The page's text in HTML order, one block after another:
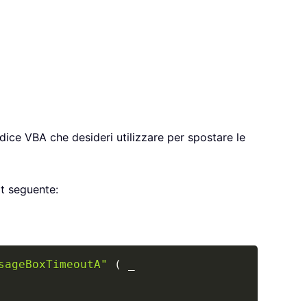
VBA che desideri utilizzare per spostare le
seguente:
(